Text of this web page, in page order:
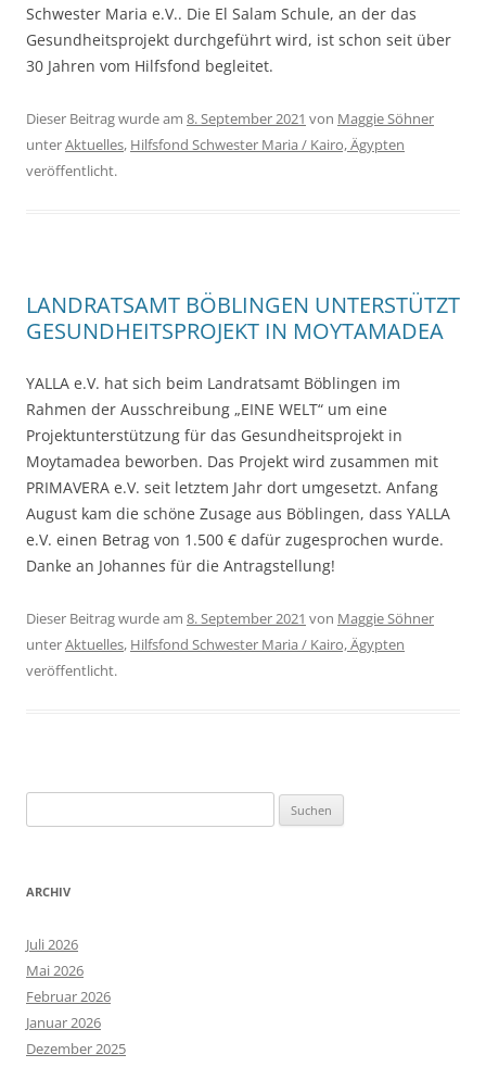
Schwester Maria e.V.. Die El Salam Schule, an der das
Gesundheitsprojekt durchgeführt wird, ist schon seit über
30 Jahren vom Hilfsfond begleitet.
Dieser Beitrag wurde am 8. September 2021 von Maggie Söhner
unterAktuelles, Hilfsfond Schwester Maria / Kairo, Ägypten
veröffentlicht.
LANDRATSAMT BÖBLINGEN UNTERSTÜTZT
GESUNDHEITSPROJEKT IN MOYTAMADEA
YALLA e.V. hat sich beim Landratsamt Böblingen im
Rahmen der Ausschreibung „EINE WELT“ um eine
Projektunterstützung für das Gesundheitsprojekt in
Moytamadea beworben. Das Projekt wird zusammen mit
PRIMAVERA e.V. seit letztem Jahr dort umgesetzt. Anfang
August kam die schöne Zusage aus Böblingen, dass YALLA
e.V. einen Betrag von 1.500 € dafür zugesprochen wurde.
Danke an Johannes für die Antragstellung!
Dieser Beitrag wurde am 8. September 2021 von Maggie Söhner
unterAktuelles, Hilfsfond Schwester Maria / Kairo, Ägypten
veröffentlicht.
nach:
ARCHIV
Juli 2026
Mai 2026
Februar 2026
Januar 2026
Dezember 2025